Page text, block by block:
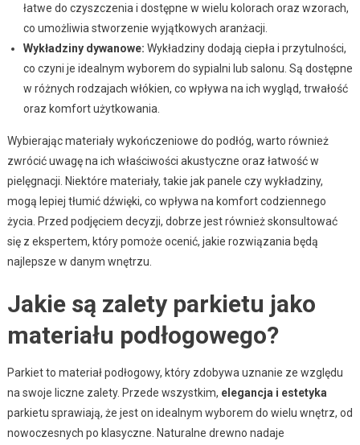
łatwe do czyszczenia i dostępne w wielu kolorach oraz wzorach,
co umożliwia stworzenie wyjątkowych aranżacji.
Wykładziny dywanowe: Wykładziny dodają ciepła i przytulności,
co czyni je idealnym wyborem do sypialni lub salonu. Są dostępne
w różnych rodzajach włókien, co wpływa na ich wygląd, trwałość
oraz komfort użytkowania.
Wybierając materiały wykończeniowe do podłóg, warto również
zwrócić uwagę na ich właściwości akustyczne oraz łatwość w
pielęgnacji. Niektóre materiały, takie jak panele czy wykładziny,
mogą lepiej tłumić dźwięki, co wpływa na komfort codziennego
życia. Przed podjęciem decyzji, dobrze jest również skonsultować
się z ekspertem, który pomoże ocenić, jakie rozwiązania będą
najlepsze w danym wnętrzu.
Jakie są zalety parkietu jako
materiału podłogowego?
Parkiet to materiał podłogowy, który zdobywa uznanie ze względu
na swoje liczne zalety. Przede wszystkim, elegancja i estetyka
parkietu sprawiają, że jest on idealnym wyborem do wielu wnętrz, od
nowoczesnych po klasyczne. Naturalne drewno nadaje